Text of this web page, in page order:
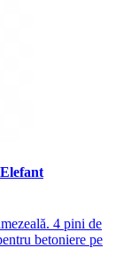
4 pini de
betoniere pe